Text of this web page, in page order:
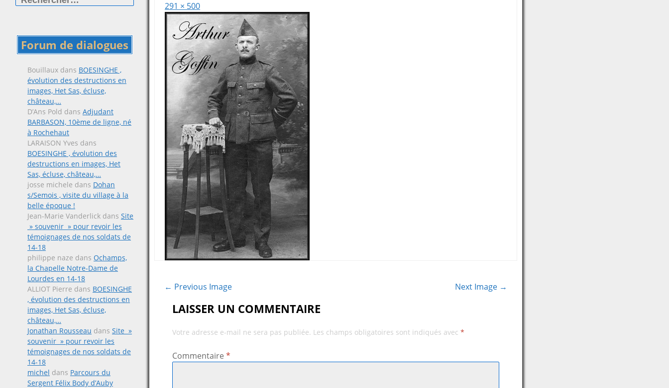
Forum de dialogues
Bouillaux dans BOESINGHE ,
évolution des destructions en
images, Het Sas, écluse,
château,…
D’Ans Pold dans Adjudant
BARBASON, 10ème de ligne, né
à Rochehaut
LARAISON Yves dans
BOESINGHE , évolution des
destructions en images, Het
Sas, écluse, château,…
josse michele dans Dohan
s/Semois , visite du village à la
belle époque !
Jean-Marie Vanderlick dans Site
» souvenir » pour revoir les
témoignages de nos soldats de
14-18
philippe naze dans Ochamps,
la Chapelle Notre-Dame de
Lourdes en 14-18
ALLIOT Pierre dans BOESINGHE
, évolution des destructions en
images, Het Sas, écluse,
château,…
Jonathan Rousseau dans Site »
souvenir » pour revoir les
témoignages de nos soldats de
14-18
michel dans Parcours du
Sergent Félix Body d’Auby
291 × 500
← Previous Image Next Image →
LAISSER UN COMMENTAIRE
Votre adresse e-mail ne sera pas publiée. Les champs obligatoires sont indiqués avec*
Commentaire*